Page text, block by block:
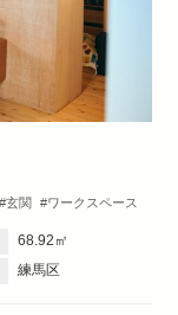
玄関
ワークスペース
68.92㎡
練馬区